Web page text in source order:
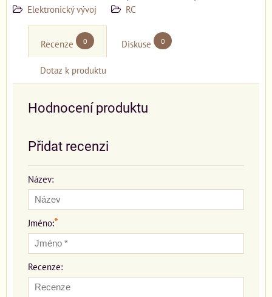
Elektronický vývoj
RC
Recenze 0 Diskuse 0
Dotaz k produktu
Hodnocení produktu
Přidat recenzi
Název:
Jméno:*
Recenze: